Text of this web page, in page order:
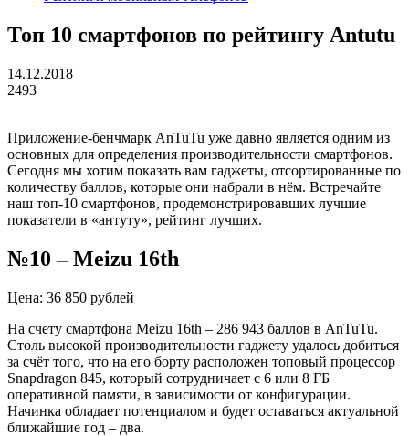
Топ 10 смартфонов по рейтингу Antutu
14.12.2018
2493
Приложение-бенчмарк AnTuTu уже давно является одним из
основных для определения производительности смартфонов.
Сегодня мы хотим показать вам гаджеты, отсортированные по
количеству баллов, которые они набрали в нём. Встречайте
наш топ-10 смартфонов, продемонстрировавших лучшие
показатели в «антуту», рейтинг лучших.
№10 – Meizu 16th
Цена: 36 850 рублей
На счету смартфона Meizu 16th – 286 943 баллов в AnTuTu.
Столь высокой производительности гаджету удалось добиться
за счёт того, что на его борту расположен топовый процессор
Snapdragon 845, который сотрудничает с 6 или 8 ГБ
оперативной памяти, в зависимости от конфигурации.
Начинка обладает потенциалом и будет оставаться актуальной
ближайшие год – два.